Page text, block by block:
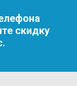
скидку